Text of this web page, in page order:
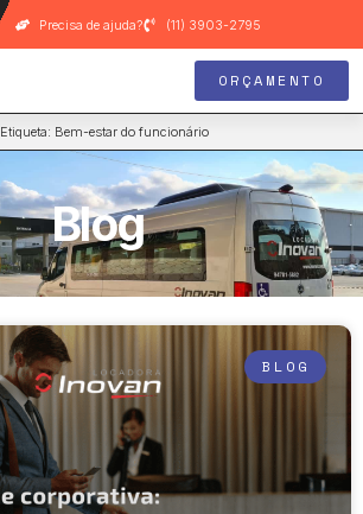
Precisa de ajuda? (11) 3903-2795
ORÇAMENTO
Etiqueta: Bem-estar do funcionário
Blog
BLOG